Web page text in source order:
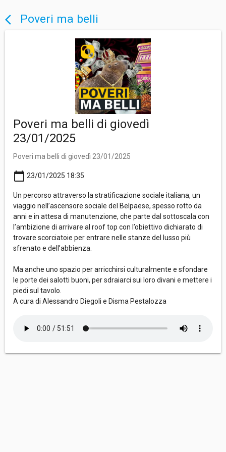
arrow_back_ios Poveri ma belli
Poveri ma belli di giovedì
23/01/2025
Poveri ma belli di giovedì 23/01/2025
calendar_today 23/01/2025 18:35
Un percorso attraverso la stratificazione sociale italiana, un
viaggio nell’ascensore sociale del Belpaese, spesso rotto da
anni e in attesa di manutenzione, che parte dal sottoscala con
l’ambizione di arrivare al roof top con l’obiettivo dichiarato di
trovare scorciatoie per entrare nelle stanze del lusso più
sfrenato e dell’abbienza.
Ma anche uno spazio per arricchirsi culturalmente e sfondare
le porte dei salotti buoni, per sdraiarci sui loro divani e mettere i
piedi sul tavolo.
A cura di Alessandro Diegoli e Disma Pestalozza